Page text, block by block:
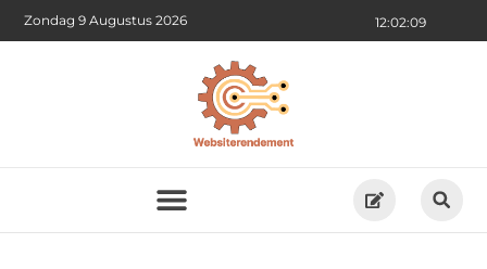
12:02:10
Zondag 9 Augustus 2026